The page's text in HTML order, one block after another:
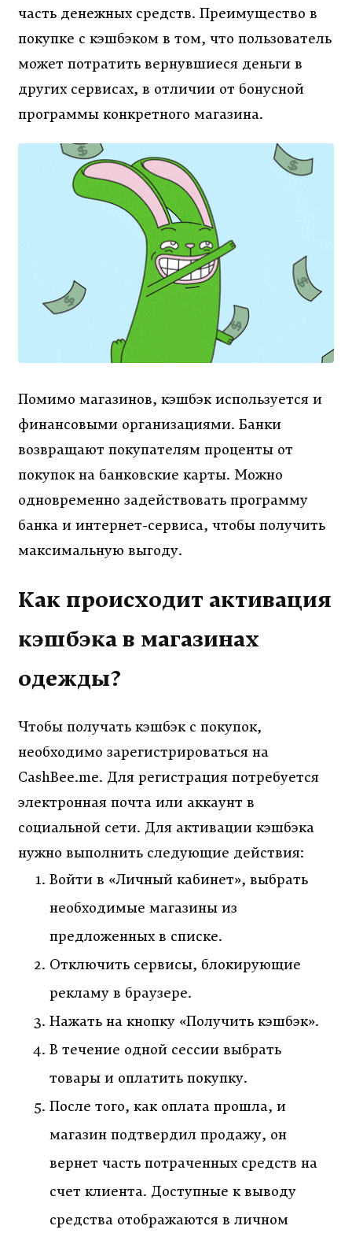
часть денежных средств. Преимущество в
покупке с кэшбэком в том, что пользователь
может потратить вернувшиеся деньги в
других сервисах, в отличии от бонусной
программы конкретного магазина.
Помимо магазинов, кэшбэк используется и
финансовыми организациями. Банки
возвращают покупателям проценты от
покупок на банковские карты. Можно
одновременно задействовать программу
банка и интернет-сервиса, чтобы получить
максимальную выгоду.
Как происходит активация
кэшбэка в магазинах
одежды?
Чтобы получать кэшбэк с покупок,
необходимо зарегистрироваться на
CashBee.me. Для регистрация потребуется
электронная почта или аккаунт в
социальной сети. Для активации кэшбэка
нужно выполнить следующие действия:
Войти в «Личный кабинет», выбрать
необходимые магазины из
предложенных в списке.
Отключить сервисы, блокирующие
рекламу в браузере.
Нажать на кнопку «Получить кэшбэк».
В течение одной сессии выбрать
товары и оплатить покупку.
После того, как оплата прошла, и
магазин подтвердил продажу, он
вернет часть потраченных средств на
счет клиента. Доступные к выводу
средства отображаются в личном